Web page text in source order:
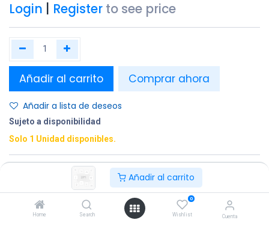
Añadir al carrito
Home Search
0
Wishlist Cuenta
Login Register to see price
Añadir al carrito Comprar ahora
Añadir a lista de deseos
Sujeto a disponibilidad
Solo 1 Unidad disponibles.
Terminos y condiciones: